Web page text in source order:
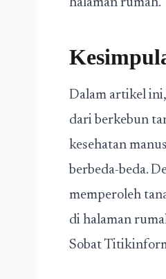
halaman rumah.
Dalam artikel
dari berkebun
kesehatan
berbeda-beda.
memperoleh
di halaman
Sobat